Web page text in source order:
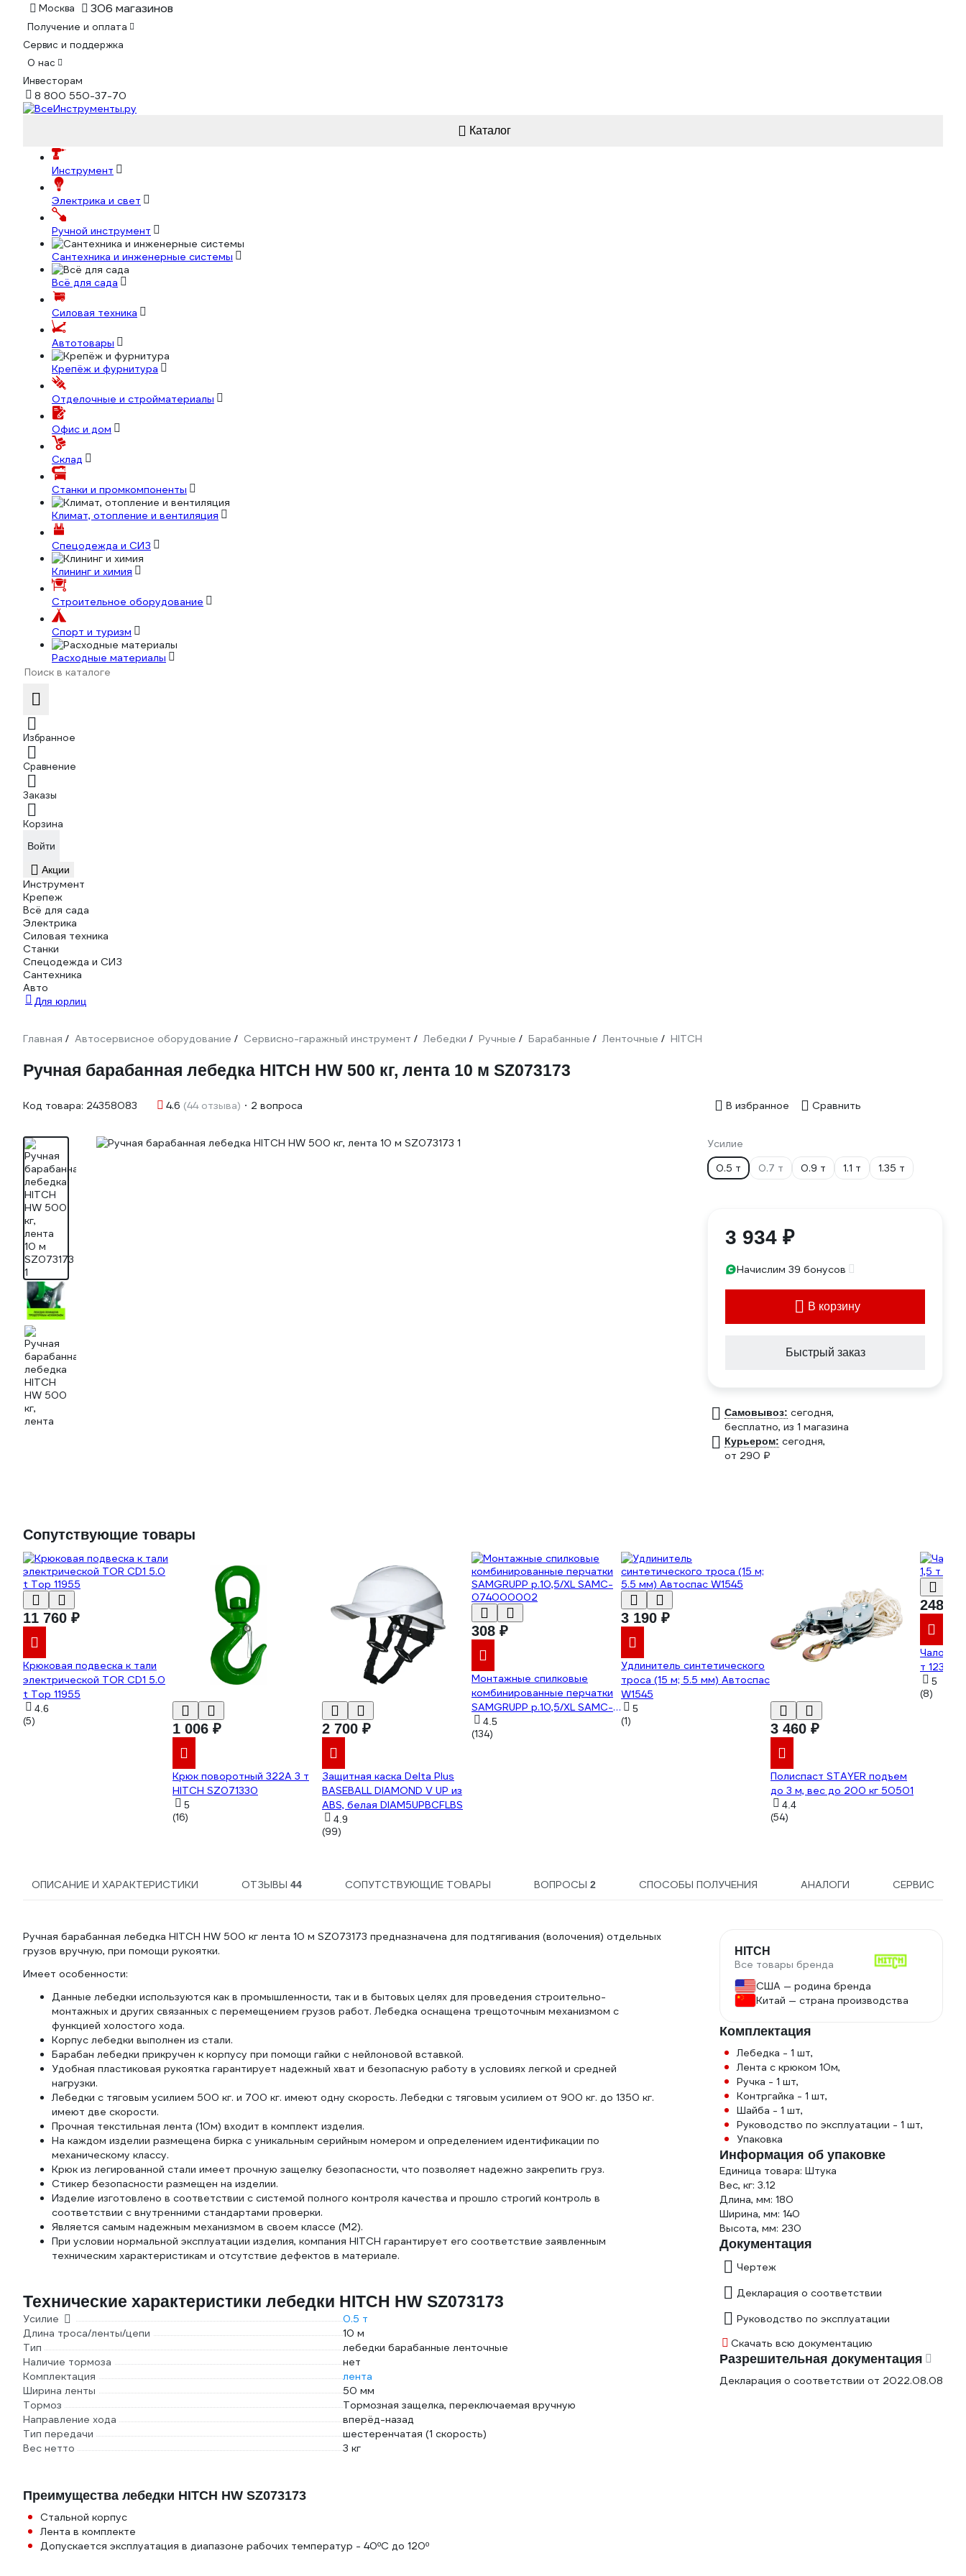
Москва 306 магазинов
Получение и оплата
Сервис и поддержка
О нас
Инвесторам
8 800 550-37-70
Каталог
Инструмент
Электрика и свет
Ручной инструмент
Сантехника и инженерные системы
Всё для сада
Силовая техника
Автотовары
Крепёж и фурнитура
Отделочные и стройматериалы
Офис и дом
Склад
Станки и промкомпоненты
Климат, отопление и вентиляция
Спецодежда и СИЗ
Клининг и химия
Строительное оборудование
Спорт и туризм
Расходные материалы
Избранное
Сравнение
Заказы
Корзина
Войти
Акции
Инструмент
Крепеж
Всё для сада
Электрика
Силовая техника
Станки
Спецодежда и СИЗ
Сантехника
Авто
Для юрлиц
Главная / Автосервисное оборудование / Сервисно-гаражный инструмент / Лебедки / Ручные / Барабанные / Ленточные / HITCH
Ручная барабанная лебедка HITCH HW 500 кг, лента 10 м SZ073173
Код товара: 24358083 4.6 (44 отзыва) 2 вопроса В избранное Сравнить
Усилие
0.5 т
0.7 т 0.9 т 1.1 т 1.35 т
3 934 ₽
Начислим 39 бонусов
В корзину
Быстрый заказ
Самовывоз: сегодня,
бесплатно, из 1 магазина
Курьером: сегодня,
от 290 ₽
Сопутствующие товары
11 760 ₽
Крюковая подвеска к тали
электрической TOR CD1 5.0
t Тор 11955
4.6
(5) 1 006 ₽
Крюк поворотный 322А 3 т
HITCH SZ071330
5
(16)
2 700 ₽
Защитная каска Delta Plus
BASEBALL DIAMOND V UP из
ABS, белая DIAM5UPBCFLBS
4.9
(99)
308 ₽
Монтажные спилковые
комбинированные перчатки
SAMGRUPP р.10,5/XL SAMC-
074000002
4.5
(134)
3 190 ₽
Удлинитель синтетического
троса (15 м; 5.5 мм) Автоспас
W1545
5
(1) 3 460 ₽
Полиспаст STAYER подъем
до 3 м, вес до 200 кг 50501
4.4
(54)
248 ₽
т 123155
5
(8)
ОПИСАНИЕ И ХАРАКТЕРИСТИКИ ОТЗЫВЫ 44 СОПУТСТВУЮЩИЕ ТОВАРЫ ВОПРОСЫ 2 СПОСОБЫ ПОЛУЧЕНИЯ АНАЛОГИ СЕРВИС
Ручная барабанная лебедка HITCH HW 500 кг лента 10 м SZ073173 предназначена для подтягивания (волочения) отдельных
грузов вручную, при помощи рукоятки.
Имеет особенности:
Данные лебедки используются как в промышленности, так и в бытовых целях для проведения строительно-
монтажных и других связанных с перемещением грузов работ. Лебедка оснащена трещоточным механизмом с
функцией холостого хода.
Корпус лебедки выполнен из стали.
Барабан лебедки прикручен к корпусу при помощи гайки с нейлоновой вставкой.
Удобная пластиковая рукоятка гарантирует надежный хват и безопасную работу в условиях легкой и средней
нагрузки.
Лебедки с тяговым усилием 500 кг. и 700 кг. имеют одну скорость. Лебедки с тяговым усилием от 900 кг. до 1350 кг.
имеют две скорости.
Прочная текстильная лента (10м) входит в комплект изделия.
На каждом изделии размещена бирка с уникальным серийным номером и определением идентификации по
механическому классу.
Крюк из легированной стали имеет прочную защелку безопасности, что позволяет надежно закрепить груз.
Стикер безопасности размещен на изделии.
Изделие изготовлено в соответствии с системой полного контроля качества и прошло строгий контроль в
соответствии с внутренними стандартами проверки.
Является самым надежным механизмом в своем классе (М2).
При условии нормальной эксплуатации изделия, компания HITCH гарантирует его соответствие заявленным
техническим характеристикам и отсутствие дефектов в материале.
Технические характеристики лебедки HITCH HW SZ073173
Усилие
0.5 т
Длина троса/ленты/цепи
10 м
Тип
лебедки барабанные ленточные
Наличие тормоза
нет
Комплектация
лента
Ширина ленты
50 мм
Тормоз
Тормозная защелка, переключаемая вручную
Направление хода
вперёд-назад
Тип передачи
шестеренчатая (1 скорость)
Вес нетто
3 кг
Преимущества лебедки HITCH HW SZ073173
Стальной корпус
Лента в комплекте
Допускается эксплуатация в диапазоне рабочих температур - 40ºС до 120º
HITCH
Все товары бренда
США — родина бренда
Китай — страна производства
Комплектация
Лебедка - 1 шт,
Лента с крюком 10м,
Ручка - 1 шт,
Контргайка - 1 шт,
Шайба - 1 шт,
Руководство по эксплуатации - 1 шт,
Упаковка
Информация об упаковке
Единица товара: Штука
Вес, кг: 3.12
Длина, мм: 180
Ширина, мм: 140
Высота, мм: 230
Документация
Чертеж
Декларация о соответствии
Руководство по эксплуатации
Скачать всю документацию
Разрешительная документация
Декларация о соответствии от 2022.08.08